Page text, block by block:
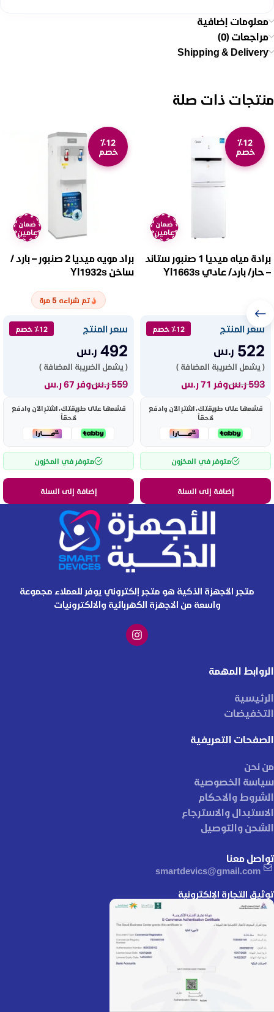
معلومات إضافية
مراجعات (0)
Shipping & Delivery
منتجات ذات صلة
٪12
خصم
ضمان
عامين
برادة مياه ميديا 1 صنبور ستاند
– حار/ بارد/ عادي Yl1663s
سعر المنتج ٪12 خصم
522 ر.س
( يشمل الضريبة المضافة )
593ر.سوفر 71 ر.س
قسّمها على طريقتك، اشترِ الآن وادفع
لاحقاً
متوفر في المخزون
إضافة إلى السلة
٪12
خصم
ضمان
عامين
براد مويه ميديا 2 صنبور – بارد /
ساخن Yl1932s
تم شراءه 5 مرة
سعر المنتج ٪12 خصم
492 ر.س
( يشمل الضريبة المضافة )
559ر.سوفر 67 ر.س
قسّمها على طريقتك، اشترِ الآن وادفع
لاحقاً
متوفر في المخزون
إضافة إلى السلة
متجر الأجهزة الذكية هو متجر إلكتروني يوفر للعملاء مجموعة
واسعة من الاجهزة الكهربائية والالكترونيات
الروابط المهمة
الرئيسية
التخفيضات
الصفحات التعريفية
من نحن
سياسة الخصوصية
الشروط والاحكام
الاستبدال والاسترجاع
الشحن والتوصيل
تواصل معنا
smartdevics@gmail.com
توثيق التجارة الإلكترونية